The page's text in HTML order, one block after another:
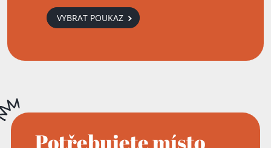
VYBRAT POUKAZ
Potřebujete místo